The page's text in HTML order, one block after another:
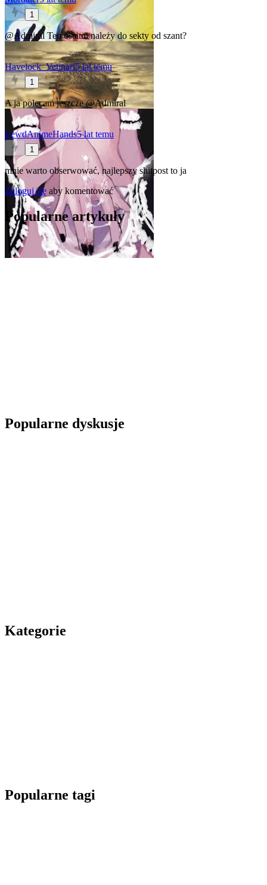
1
@Admiral Ten ostatni należy do sekty od szant?
Havelock_Vetinari5 lat temu
1
A ja polecam jeszcze@Admiral
LewdAnimeHands5 lat temu
1
mnie warto obserwować, najlepszy shitpost to ja
Zaloguj się aby komentować
Popularne artykuły
Popularne dyskusje
Kategorie
Popularne tagi